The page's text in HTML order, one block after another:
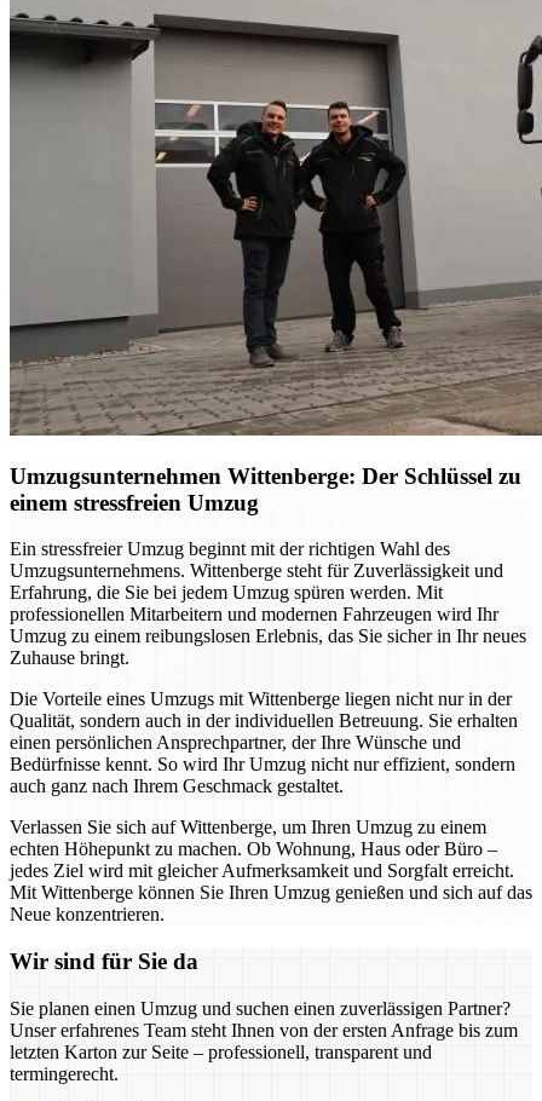
Umzugsunternehmen Wittenberge: Der Schlüssel zu
einem stressfreien Umzug
Ein stressfreier Umzug beginnt mit der richtigen Wahl des
Umzugsunternehmens. Wittenberge steht für Zuverlässigkeit und
Erfahrung, die Sie bei jedem Umzug spüren werden. Mit
professionellen Mitarbeitern und modernen Fahrzeugen wird Ihr
Umzug zu einem reibungslosen Erlebnis, das Sie sicher in Ihr neues
Zuhause bringt.
Die Vorteile eines Umzugs mit Wittenberge liegen nicht nur in der
Qualität, sondern auch in der individuellen Betreuung. Sie erhalten
einen persönlichen Ansprechpartner, der Ihre Wünsche und
Bedürfnisse kennt. So wird Ihr Umzug nicht nur effizient, sondern
auch ganz nach Ihrem Geschmack gestaltet.
Verlassen Sie sich auf Wittenberge, um Ihren Umzug zu einem
echten Höhepunkt zu machen. Ob Wohnung, Haus oder Büro –
jedes Ziel wird mit gleicher Aufmerksamkeit und Sorgfalt erreicht.
Mit Wittenberge können Sie Ihren Umzug genießen und sich auf das
Neue konzentrieren.
Wir sind für Sie da
Sie planen einen Umzug und suchen einen zuverlässigen Partner?
Unser erfahrenes Team steht Ihnen von der ersten Anfrage bis zum
letzten Karton zur Seite – professionell, transparent und
termingerecht.